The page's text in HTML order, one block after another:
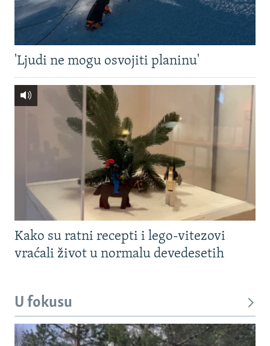
'Ljudi ne mogu osvojiti planinu'
Kako su ratni recepti i lego-vitezovi
vraćali život u normalu devedesetih
U fokusu